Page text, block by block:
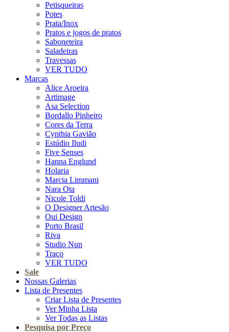
Petisqueiras
Potes
Prata/Inox
Pratos e jogos de pratos
Saboneteira
Saladeiras
Travessas
VER TUDO
Marcas
Alice Aroeira
Artimage
Asa Selection
Bordallo Pinheiro
Cores da Terra
Cynthia Gavião
Estúdio Iludi
Five Senses
Hanna Englund
Holaria
Marcia Limmani
Nara Ota
Nicole Toldi
O Designer Artesão
Oui Design
Porto Brasil
Riva
Studio Nun
Traço
VER TUDO
Sale
Nossas Galerias
Lista de Presentes
Criar Lista de Presentes
Ver Minha Lista
Ver Todas as Listas
Pesquisa por Preço